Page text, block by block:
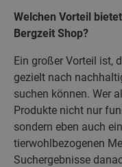
Welchen Vorteil
Bergzeit Shop?
Ein großer Vorteil ist,
gezielt nach
suchen können. Wer
Produkte nicht nur
sondern eben auch
tierwohlbezogenen
Suchergebnisse